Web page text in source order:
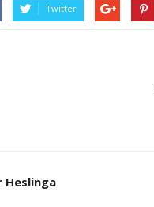
Twitter
Heslinga